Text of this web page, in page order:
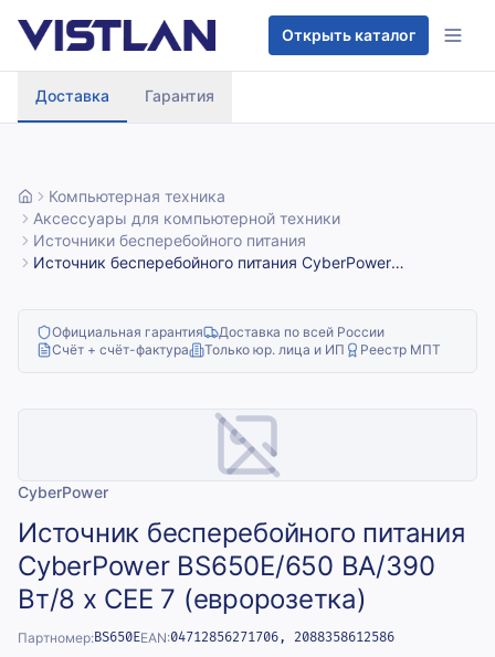
Открыть каталог
Доставка Гарантия
Компьютерная техника
Аксессуары для компьютерной техники
Источники бесперебойного питания
Источник бесперебойного питания CyberPower
Официальная гарантия
Доставка по всей России
Счёт + счёт-фактура
Только юр. лица и ИП Реестр МПТ
CyberPower
Источник бесперебойного питания
CyberPower BS650E/650 ВА/390
Вт/8 х CEE 7 (евророзетка)
Партномер:BS650EEAN:04712856271706, 2088358612586